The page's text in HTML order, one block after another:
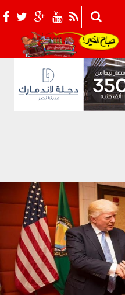
021_2.png